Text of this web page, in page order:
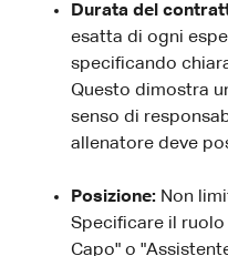
Durata del
esatta di ogni
specificando
Questo dimostra
senso di
allenatore deve
Posizione: Non
Specificare il
Capo" o